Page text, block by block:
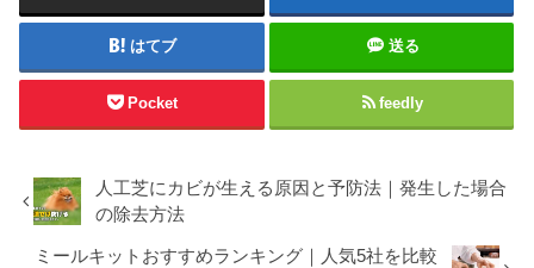
はてブ 送る
Pocket feedly
人工芝にカビが生える原因と予防法｜発生した場合
の除去方法
ミールキットおすすめランキング｜人気5社を比較